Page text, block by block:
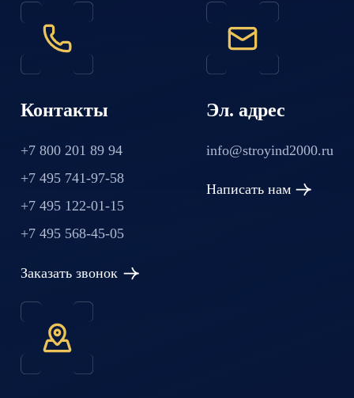
Контакты
+7 800 201 89 94
+7 495 741-97-58
+7 495 122-01-15
+7 495 568-45-05
Заказать звонок
Эл. адрес
info@stroyind2000.ru
Написать нам